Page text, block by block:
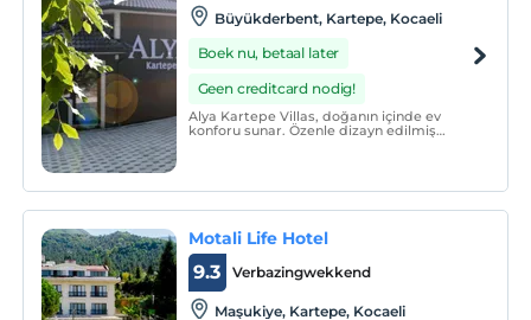
Büyükderbent, Kartepe, Kocaeli
Boek nu, betaal later
Geen creditcard nodig!
Alya Kartepe Villas, doğanın içinde ev
konforu sunar. Özenle dizayn edilmiş
Motali Life Hotel
Verbazingwekkend
9.3
Maşukiye, Kartepe, Kocaeli